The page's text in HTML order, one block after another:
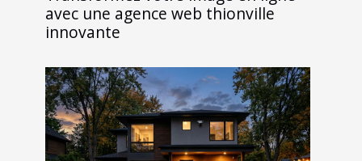
avec une agence web thionville
innovante